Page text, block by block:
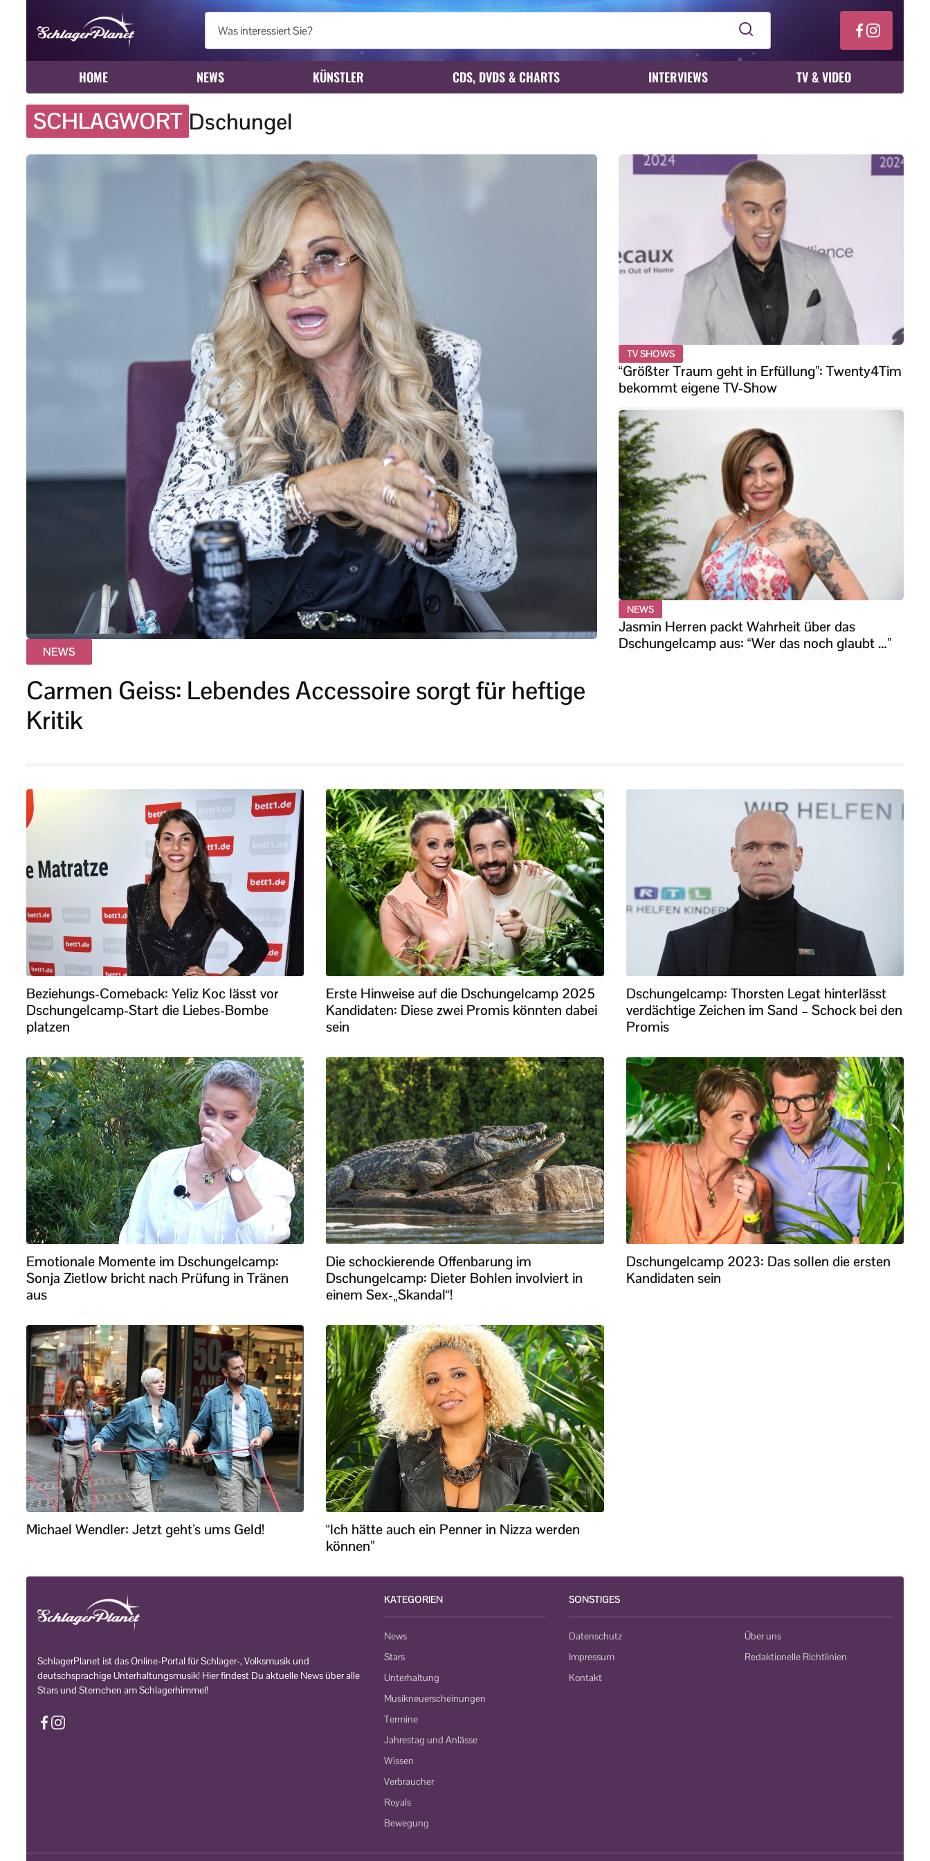
HOME NEWS KÜNSTLER CDS, DVDS & CHARTS INTERVIEWS TV & VIDEO
SCHLAGWORT Dschungel
NEWS
Carmen Geiss: Lebendes Accessoire sorgt für heftige
Kritik
TV SHOWS
“Größter Traum geht in Erfüllung”: Twenty4Tim
bekommt eigene TV-Show
NEWS
Jasmin Herren packt Wahrheit über das
Dschungelcamp aus: “Wer das noch glaubt …”
Beziehungs-Comeback: Yeliz Koc lässt vor
Dschungelcamp-Start die Liebes-Bombe
platzen
Erste Hinweise auf die Dschungelcamp 2025
Kandidaten: Diese zwei Promis könnten dabei
sein
Dschungelcamp: Thorsten Legat hinterlässt
verdächtige Zeichen im Sand – Schock bei den
Promis
Emotionale Momente im Dschungelcamp:
Sonja Zietlow bricht nach Prüfung in Tränen
aus
Die schockierende Offenbarung im
Dschungelcamp: Dieter Bohlen involviert in
einem Sex-„Skandal“!
Dschungelcamp 2023: Das sollen die ersten
Kandidaten sein
Michael Wendler: Jetzt geht’s ums Geld!
“Ich hätte auch ein Penner in Nizza werden
können”
SchlagerPlanet ist das Online-Portal für Schlager-, Volksmusik und
deutschsprachige Unterhaltungsmusik! Hier findest Du aktuelle News über alle
Stars und Sternchen am Schlagerhimmel!
KATEGORIEN
News
Stars
Unterhaltung
Musikneuerscheinungen
Termine
Jahrestag und Anlässe
Wissen
Verbraucher
Royals
Bewegung
SONSTIGES
Datenschutz
Impressum
Kontakt
Über uns
Redaktionelle Richtlinien